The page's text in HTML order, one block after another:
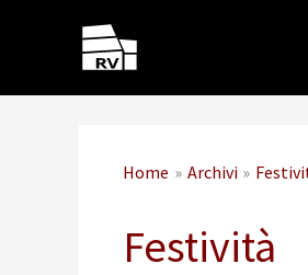
Home Archivi
Festività